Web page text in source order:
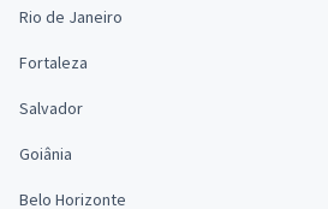
Rio de Janeiro
Fortaleza
Salvador
Goiânia
Belo Horizonte